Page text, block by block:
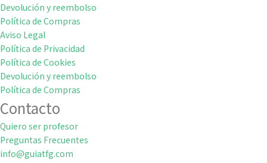
Devolución y reembolso
Política de Compras
Aviso Legal
Política de Privacidad
Política de Cookies
Devolución y reembolso
Política de Compras
Contacto
Quiero ser profesor
Preguntas Frecuentes
info@guiatfg.com